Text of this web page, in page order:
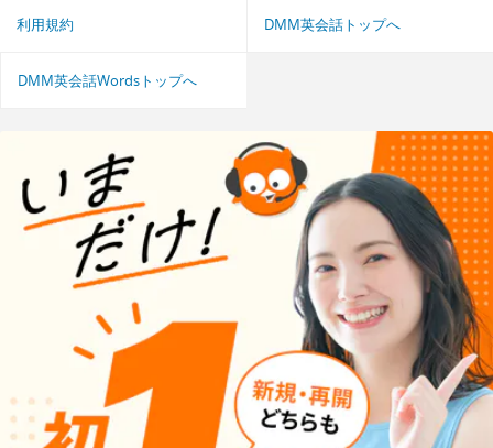
利用規約 DMM英会話トップへ
DMM英会話Wordsトップへ